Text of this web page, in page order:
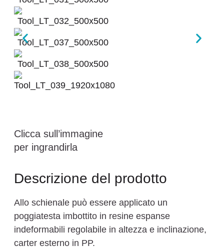
Clicca sull’immagine
per ingrandirla
Descrizione del prodotto
Allo schienale può essere applicato un
poggiatesta imbottito in resine espanse
indeformabili regolabile in altezza e inclinazione,
carter esterno in PP.